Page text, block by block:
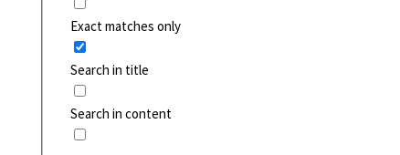
Exact matches only
Search in title
Search in content